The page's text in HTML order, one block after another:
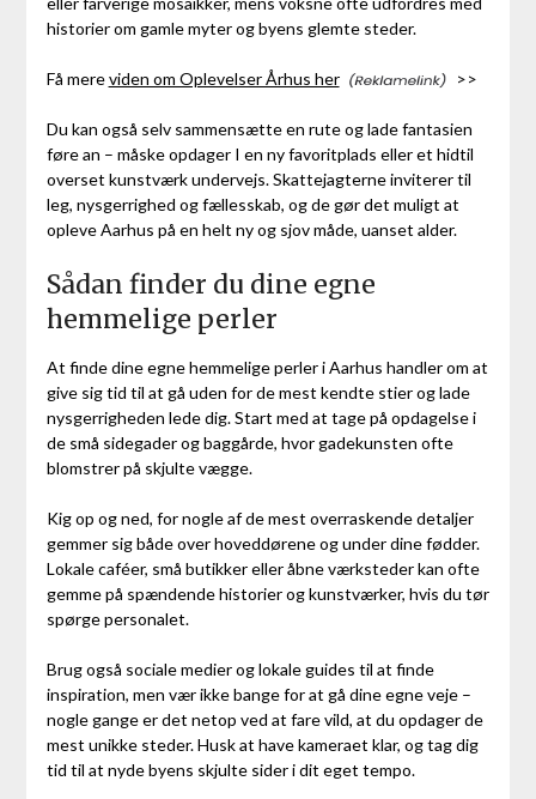
historier om gamle myter og byens glemte steder.
Få mereviden om Oplevelser Århus her >>
Du kan også selv sammensætte en rute og lade fantasien
føre an – måske opdager I en ny favoritplads eller et hidtil
overset kunstværk undervejs. Skattejagterne inviterer til
leg, nysgerrighed og fællesskab, og de gør det muligt at
opleve Aarhus på en helt ny og sjov måde, uanset alder.
Sådan finder du dine egne
hemmelige perler
At finde dine egne hemmelige perler i Aarhus handler om at
give sig tid til at gå uden for de mest kendte stier og lade
nysgerrigheden lede dig. Start med at tage på opdagelse i
de små sidegader og baggårde, hvor gadekunsten ofte
blomstrer på skjulte vægge.
Kig op og ned, for nogle af de mest overraskende detaljer
gemmer sig både over hoveddørene og under dine fødder.
Lokale caféer, små butikker eller åbne værksteder kan ofte
gemme på spændende historier og kunstværker, hvis du tør
spørge personalet.
Brug også sociale medier og lokale guides til at finde
inspiration, men vær ikke bange for at gå dine egne veje –
nogle gange er det netop ved at fare vild, at du opdager de
mest unikke steder. Husk at have kameraet klar, og tag dig
tid til at nyde byens skjulte sider i dit eget tempo.